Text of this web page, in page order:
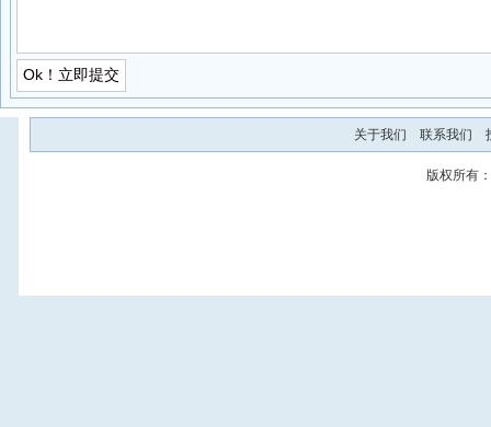
关于我们 联系我们
版权所有：